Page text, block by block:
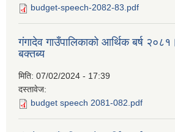
budget-speech-2082-83.pdf
गंगादेव गाउँपालिकाको आर्थिक बर्ष
बक्तब्य
मिति: 07/02/2024 - 17:39
दस्तावेज:
budget speech 2081-082.pdf